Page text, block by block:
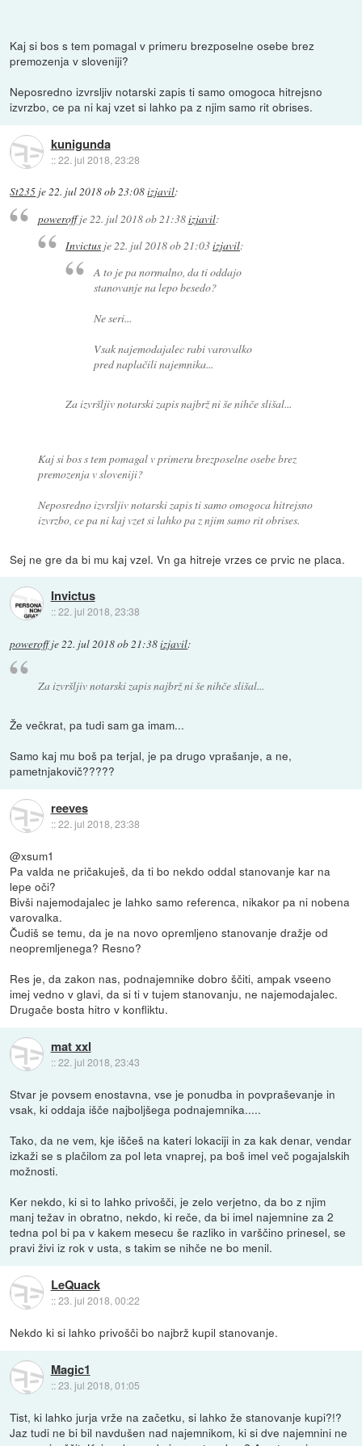
Kaj si bos s tem pomagal v primeru brezposelne osebe brez
premozenja v sloveniji?
Neposredno izvrsljiv notarski zapis ti samo omogoca hitrejsno
izvrzbo, ce pa ni kaj vzet si lahko pa z njim samo rit obrises.
kunigunda
::22. jul 2018, 23:28
St235 je22. jul 2018 ob 23:08izjavil:
poweroffje22. jul 2018 ob 21:38izjavil:
Invictus je 22. jul 2018 ob 21:03izjavil:
A to je pa normalno, da ti oddajo
stanovanje na lepo besedo?
Ne seri...
Vsak najemodajalec rabi varovalko
pred naplačili najemnika...
Za izvršljiv notarski zapis najbrž ni še nihče slišal...
Kaj si bos s tem pomagal v primeru brezposelne osebe brez
premozenja v sloveniji?
Neposredno izvrsljiv notarski zapis ti samo omogoca hitrejsno
izvrzbo, ce pa ni kaj vzet si lahko pa z njim samo rit obrises.
Sej ne gre da bi mu kaj vzel. Vn ga hitreje vrzes ce prvic ne placa.
Invictus
::22. jul 2018, 23:38
poweroffje22. jul 2018 ob 21:38izjavil:
Za izvršljiv notarski zapis najbrž ni še nihče slišal...
Že večkrat, pa tudi sam ga imam...
Samo kaj mu boš pa terjal, je pa drugo vprašanje, a ne,
pametnjakovič?????
reeves
::22. jul 2018, 23:38
@xsum1
Pa valda ne pričakuješ, da ti bo nekdo oddal stanovanje kar na
lepe oči?
Bivši najemodajalec je lahko samo referenca, nikakor pa ni nobena
varovalka.
Čudiš se temu, da je na novo opremljeno stanovanje dražje od
neopremljenega? Resno?
Res je, da zakon nas, podnajemnike dobro ščiti, ampak vseeno
imej vedno v glavi, da si ti v tujem stanovanju, ne najemodajalec.
Drugače bosta hitro v konfliktu.
mat xxl
::22. jul 2018, 23:43
Stvar je povsem enostavna, vse je ponudba in povpraševanje in
vsak, ki oddaja išče najboljšega podnajemnika.....
Tako, da ne vem, kje iščeš na kateri lokaciji in za kak denar, vendar
izkaži se s plačilom za pol leta vnaprej, pa boš imel več pogajalskih
možnosti.
Ker nekdo, ki si to lahko privošči, je zelo verjetno, da bo z njim
manj težav in obratno, nekdo, ki reče, da bi imel najemnine za 2
tedna pol bi pa v kakem mesecu še razliko in varščino prinesel, se
pravi živi iz rok v usta, s takim se nihče ne bo menil.
LeQuack
::23. jul 2018, 00:22
Nekdo ki si lahko privošči bo najbrž kupil stanovanje.
Magic1
::23. jul 2018, 01:05
Tist, ki lahko jurja vrže na začetku, si lahko že stanovanje kupi?!?
Jaz tudi ne bi bil navdušen nad najemnikom, ki si dve najemnini ne